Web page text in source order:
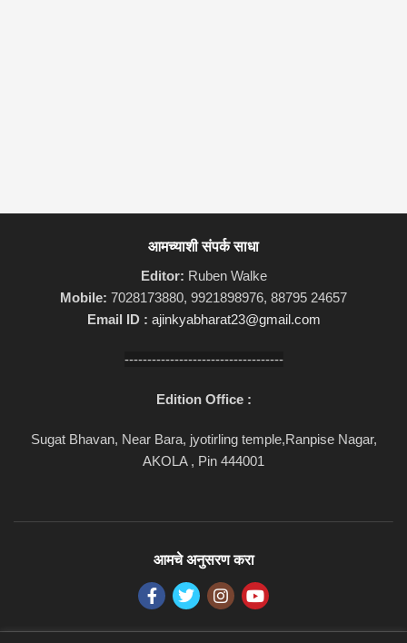
आमच्याशी संपर्क साधा
Editor: Ruben Walke
Mobile: 7028173880, 9921898976, 88795 24657
Email ID : ajinkyabharat23@gmail.com
-----------------------------------
Edition Office :
Sugat Bhavan, Near Bara, jyotirling temple,Ranpise Nagar,
AKOLA , Pin 444001
आमचे अनुसरण करा